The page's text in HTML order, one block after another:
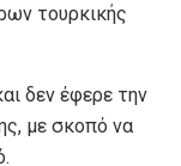
τουρκικής
δεν έφερε την
με σκοπό να